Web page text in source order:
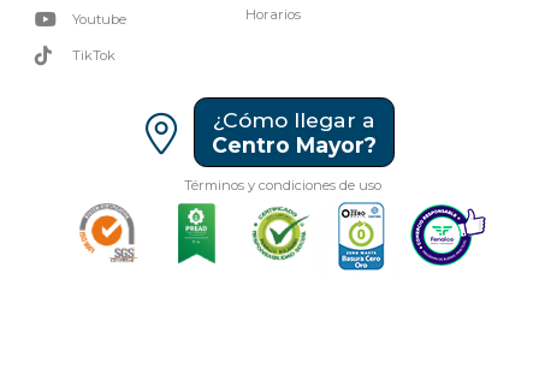
Youtube
TikTok
Horarios
¿Cómo llegar a
Centro Mayor?
Términos y condiciones de uso